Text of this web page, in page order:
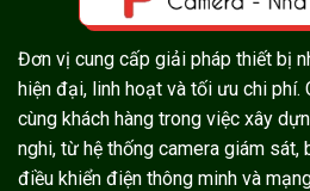
Đơn vị cung cấp giải pháp thiết bị
hiện đại, linh hoạt và tối ưu chi phí.
cùng khách hàng trong việc xây
nghi, từ hệ thống camera giám sát,
điều khiển điện thông minh và